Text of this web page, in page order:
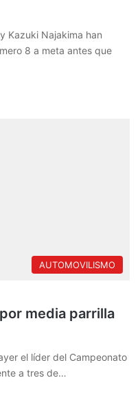
Kazuki Najakima han
8 a meta antes que
AUTOMOVILISMO
media parrilla
el líder del Campeonato
a tres de…